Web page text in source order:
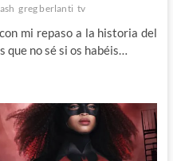
greg berlanti tv
mi repaso a la historia del
que no sé si os habéis…